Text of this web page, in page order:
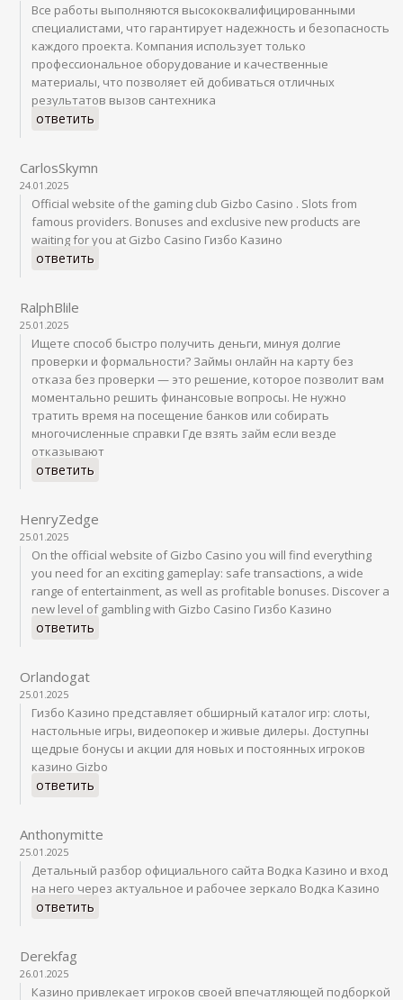
Все работы выполняются высококвалифицированными
специалистами, что гарантирует надежность и безопасность
каждого проекта. Компания использует только
профессиональное оборудование и качественные
материалы, что позволяет ей добиваться отличных
результатов вызов сантехника
ответить
CarlosSkymn
24.01.2025
Official website of the gaming club Gizbo Casino . Slots from
famous providers. Bonuses and exclusive new products are
waiting for you at Gizbo Casino Гизбо Казино
ответить
RalphBlile
25.01.2025
Ищете способ быстро получить деньги, минуя долгие
проверки и формальности? Займы онлайн на карту без
отказа без проверки — это решение, которое позволит вам
моментально решить финансовые вопросы. Не нужно
тратить время на посещение банков или собирать
многочисленные справки Где взять займ если везде
отказывают
ответить
HenryZedge
25.01.2025
On the official website of Gizbo Casino you will find everything
you need for an exciting gameplay: safe transactions, a wide
range of entertainment, as well as profitable bonuses. Discover a
new level of gambling with Gizbo Casino Гизбо Казино
ответить
Orlandogat
25.01.2025
Гизбо Казино представляет обширный каталог игр: слоты,
настольные игры, видеопокер и живые дилеры. Доступны
щедрые бонусы и акции для новых и постоянных игроков
казино Gizbo
ответить
Anthonymitte
25.01.2025
Детальный разбор официального сайта Водка Казино и вход
на него через актуальное и рабочее зеркало Водка Казино
ответить
Derekfag
26.01.2025
Казино привлекает игроков своей впечатляющей подборкой